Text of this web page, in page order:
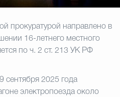
Избирательная
прокуратурой направлено в
16-летнего местного
по ч. 2 ст. 213 УК РФ
сентября 2025 года
электропоезда около